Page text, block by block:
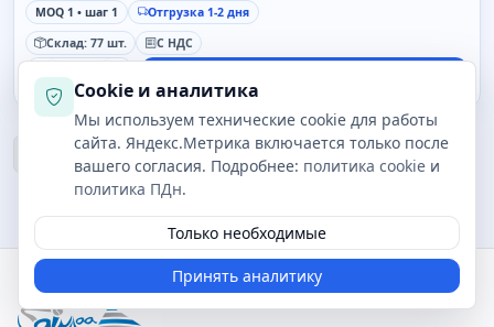
MOQ 1 • шаг 1
Отгрузка 1-2 дня
Склад: 77 шт.
С НДС
-
1 2 3 ... 132 Вперед
Cookie и аналитика
Мы используем технические cookie для работы
сайта. Яндекс.Метрика включается только после
вашего согласия. Подробнее: политика cookie и
политика ПДн.
Только необходимые
Принять аналитику